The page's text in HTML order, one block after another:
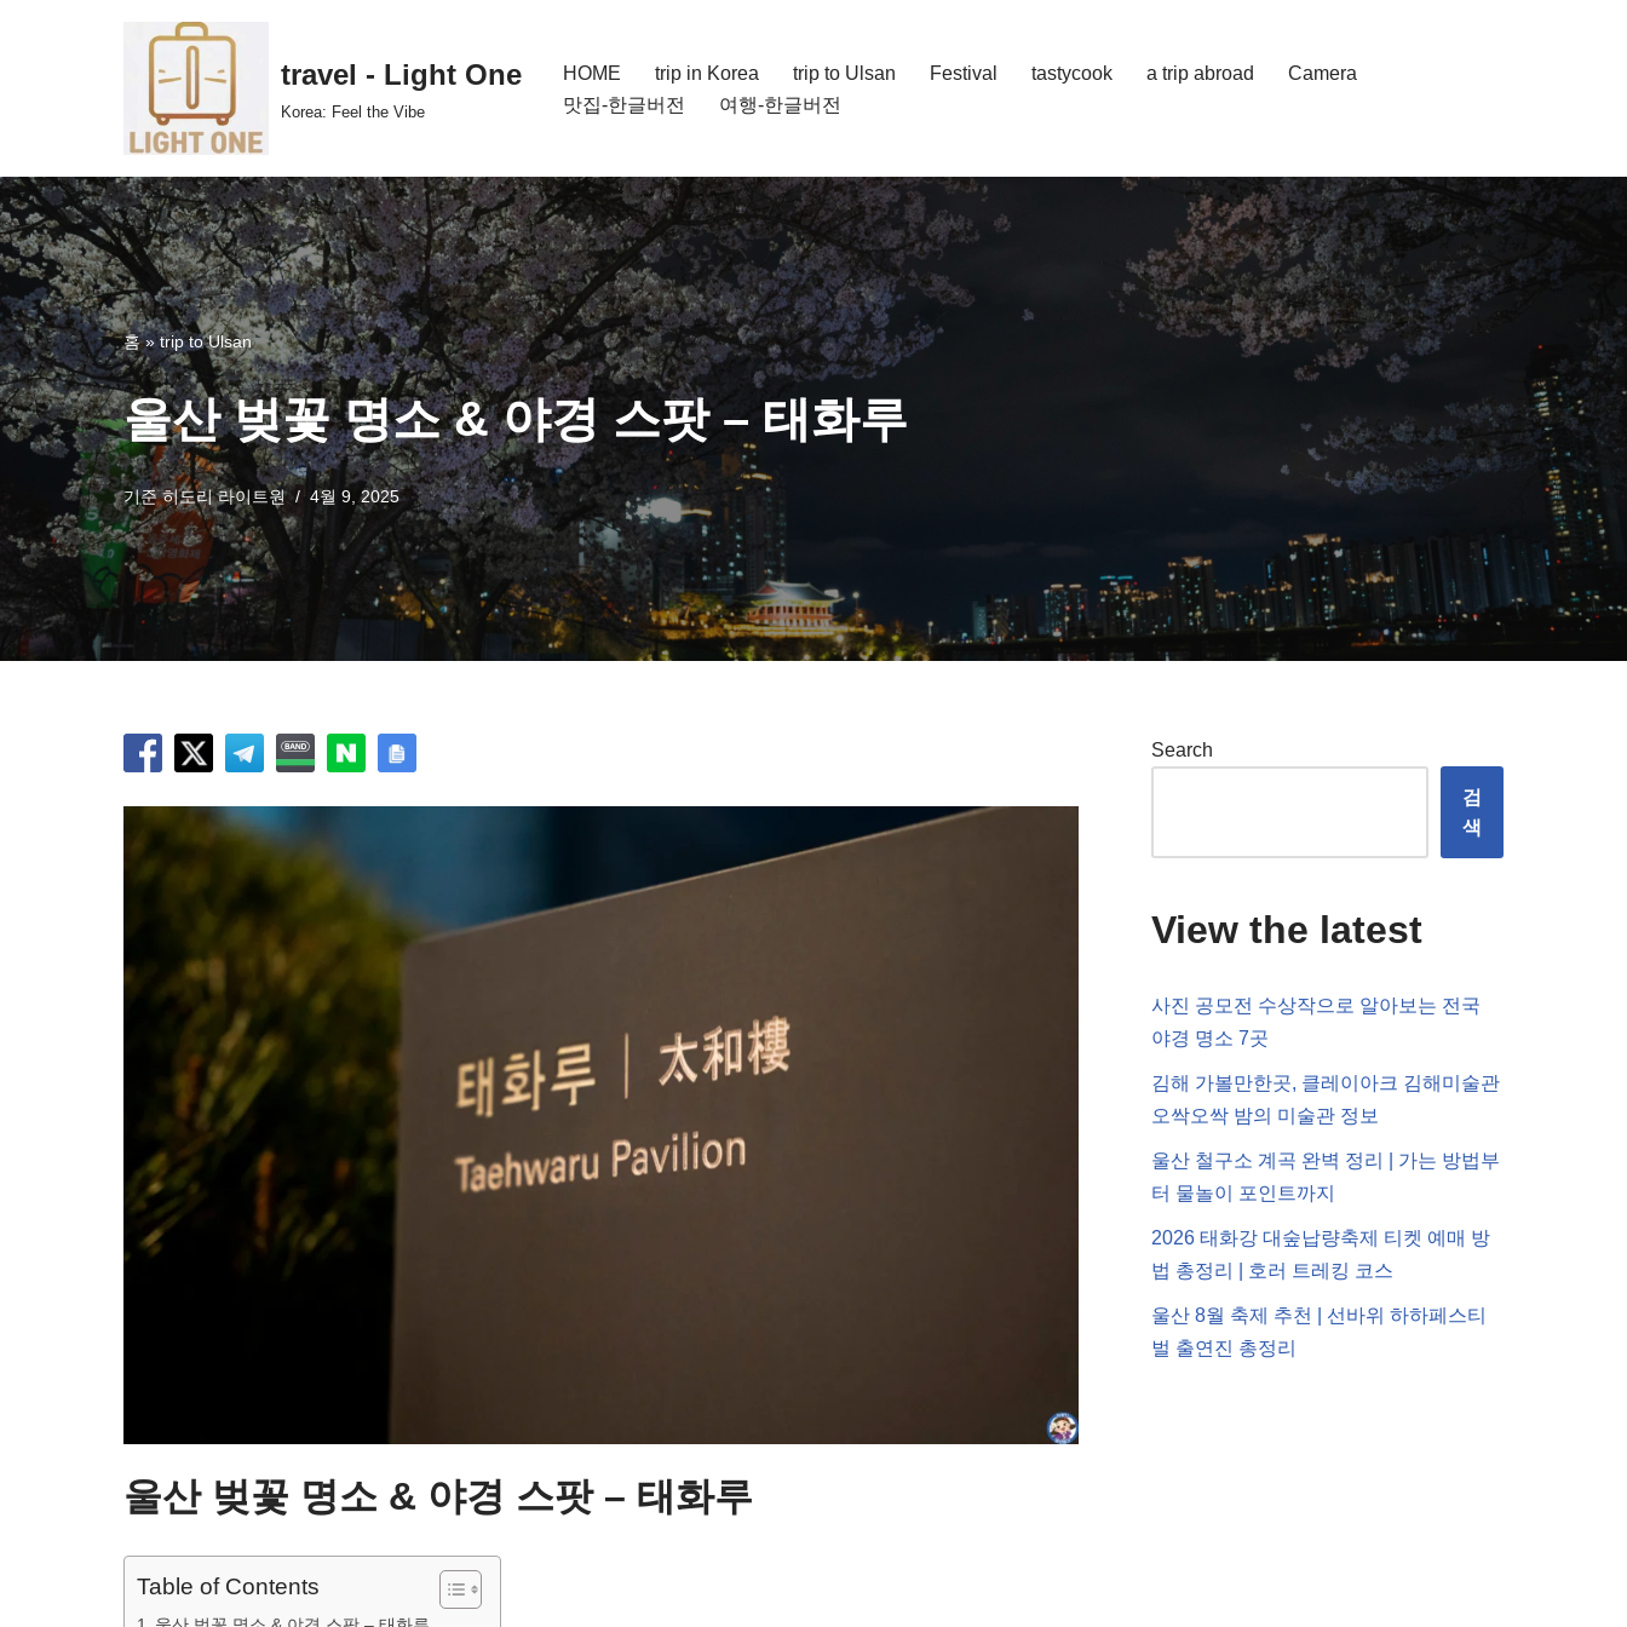
건
너
뛰
기
travel - Light One
Korea: Feel the Vibe
HOME trip in Korea trip to Ulsan Festival tastycook a trip abroad
Camera
맛집-한글버전
여행-한글버전
홈»trip to Ulsan
울산 벚꽃 명소 & 야경 스팟 – 태화루
기준히도리 라이트원 4월 9, 2025
울산 벚꽃 명소 & 야경 스팟 – 태화루
Table of Contents
Search
검
색
View the latest
사진 공모전 수상작으로 알아보는 전국
야경 명소 7곳
김해 가볼만한곳, 클레이아크 김해미술관
오싹오싹 밤의 미술관 정보
울산 철구소 계곡 완벽 정리 | 가는 방법부
터 물놀이 포인트까지
2026 태화강 대숲납량축제 티켓 예매 방
법 총정리 | 호러 트레킹 코스
울산 8월 축제 추천 | 선바위 하하페스티
벌 출연진 총정리